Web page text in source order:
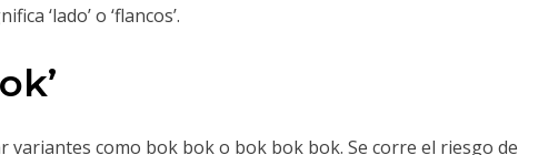
‘lado’ o ‘flancos’.
variantes como bok bok o bok bok bok. Se corre el riesgo de